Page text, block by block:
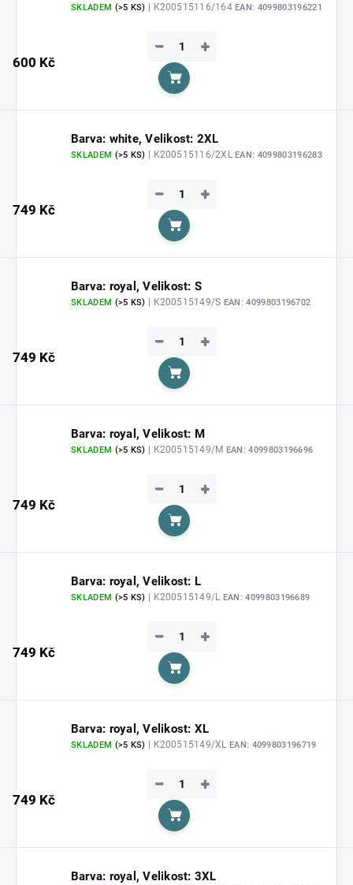
SKLADEM (>5 KS) | K200515116/164EAN: 4099803196221
600 Kč
+
−
Do košíku
Barva: white, Velikost: 2XL
SKLADEM (>5 KS) | K200515116/2XLEAN: 4099803196283
749 Kč
+
−
Do košíku
Barva: royal, Velikost: S
SKLADEM (>5 KS) | K200515149/S EAN: 4099803196702
749 Kč
+
−
Do košíku
Barva: royal, Velikost: M
SKLADEM (>5 KS) | K200515149/M EAN: 4099803196696
749 Kč
+
−
Do košíku
Barva: royal, Velikost: L
SKLADEM (>5 KS) | K200515149/L EAN: 4099803196689
749 Kč
+
−
Do košíku
Barva: royal, Velikost: XL
SKLADEM (>5 KS) | K200515149/XL EAN: 4099803196719
749 Kč
+
−
Do košíku
Barva: royal, Velikost: 3XL